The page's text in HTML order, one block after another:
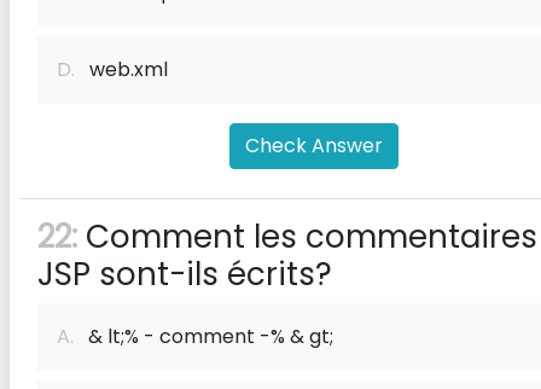
D. web.xml
Check Answer
22: Comment les commentaires
JSP sont-ils écrits?
A. & lt;% - comment -% & gt;